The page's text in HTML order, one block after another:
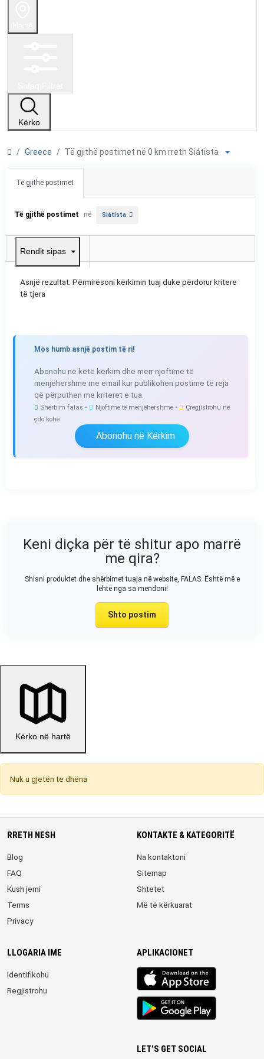
Kërko
Greece Të gjithë postimet në 0 km rreth Siátista
Të gjithë postimet
Të gjithë postimet në Siátista
Rendit sipas
Asnjë rezultat. Përmirësoni kërkimin tuaj duke përdorur kritere
të tjera
Mos humb asnjë postim të ri!
Abonohu në këtë kërkim dhe merr njoftime të
menjëhershme me email kur publikohen postime të reja
që përputhen me kriteret e tua.
Shërbim falas • Njoftime të menjëhershme •
Çregjistrohu në
çdo kohë
Abonohu në Kërkim
Keni diçka për të shitur apo marrë
me qira?
Shisni produktet dhe shërbimet tuaja në website, FALAS. Është më e
lehtë nga sa mendoni!
Shto postim
Kërko në hartë
Nuk u gjetën te dhëna
RRETH NESH
Blog
FAQ
Kush jemi
Terms
Privacy
KONTAKTE & KATEGORITË
Na kontaktoni
Sitemap
Shtetet
Më të kërkuarat
LLOGARIA IME
Identifikohu
Regjistrohu
APLIKACIONET
iOS
app
Android
App
LET’S GET SOCIAL